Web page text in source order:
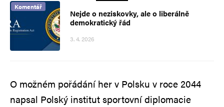
Komentář
Nejde o neziskovky, ale o liberálně
demokratický řád
3. 4. 2026
O možném pořádání her v Polsku v roce 2044
napsal Polský institut sportovní diplomacie